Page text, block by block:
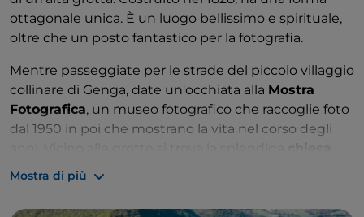
delle grotte, come un vero esploratore!
ottagonale unica. È un luogo bellissimo e spirituale,
oltre che un posto fantastico per la fotografia.
Mentre passeggiate per le strade del piccolo villaggio
collinare di Genga, date un'occhiata alla Mostra
Fotografica, un museo fotografico che raccoglie foto
dal 1950 in poi che mostrano la vita nel corso degli
chiesa
romanica di San Vittore delle Chiuse
sfondo della Gola di Frasassi, vi farà prendere la
macchina fotografica!
Mostra di più